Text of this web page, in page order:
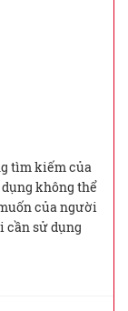
tìm kiếm của
không thể
của người
cần sử dụng